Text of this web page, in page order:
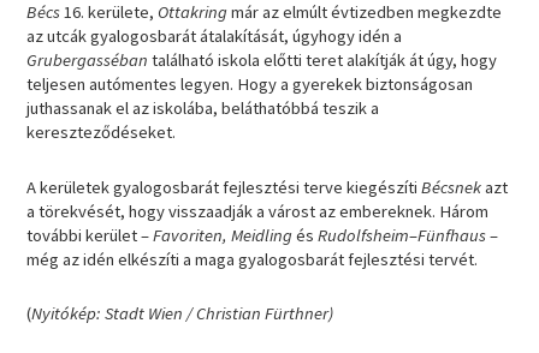
Bécs16. kerülete, Ottakringmár az elmúlt évtizedben megkezdte
az utcák gyalogosbarát átalakítását, úgyhogy idén a
Grubergassébantalálható iskola előtti teret alakítják át úgy, hogy
teljesen autómentes legyen. Hogy a gyerekek biztonságosan
juthassanak el az iskolába, beláthatóbbá teszik a
kereszteződéseket.
A kerületek gyalogosbarát fejlesztési terve kiegészítiBécsnekazt
a törekvését, hogy visszaadják a várost az embereknek. Három
további kerület –Favoriten, MeidlingésRudolfsheim–Fünfhaus–
még az idén elkészíti a maga gyalogosbarát fejlesztési tervét.
(Nyitókép: Stadt Wien / Christian Fürthner)